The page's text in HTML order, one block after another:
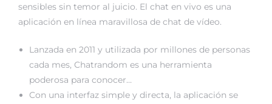
sensibles sin temor al juicio. El chat en vivo es una
aplicación en línea maravillosa de chat de vídeo.
Lanzada en 2011 y utilizada por millones de personas
cada mes, Chatrandom es una herramienta
poderosa para conocer…
Con una interfaz simple y directa, la aplicación se